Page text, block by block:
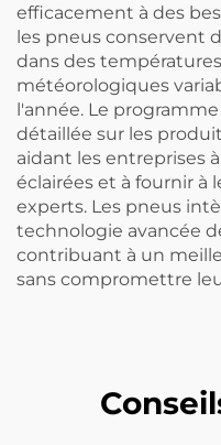
efficacement à des
les pneus conservent
dans des
météorologiques
l'année. Le
détaillée sur les
aidant les entreprises
éclairées et à fournir à
experts. Les pneus
technologie avancée
contribuant à un
sans compromettre